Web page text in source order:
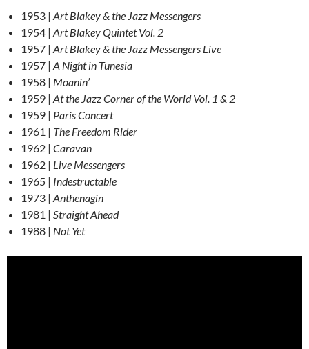
1953 | Art Blakey & the Jazz Messengers
1954 | Art Blakey Quintet Vol. 2
1957 | Art Blakey & the Jazz Messengers Live
1957 | A Night in Tunesia
1958 | Moanin’
1959 | At the Jazz Corner of the World Vol. 1 & 2
1959 | Paris Concert
1961 | The Freedom Rider
1962 | Caravan
1962 | Live Messengers
1965 | Indestructable
1973 | Anthenagin
1981 | Straight Ahead
1988 | Not Yet